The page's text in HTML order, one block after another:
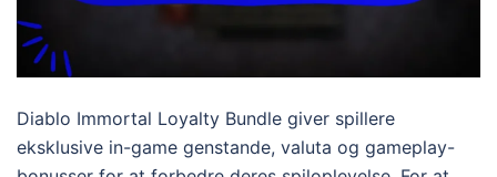
Diablo Immortal Loyalty Bundle giver spillere
eksklusive in-game genstande, valuta og gameplay-